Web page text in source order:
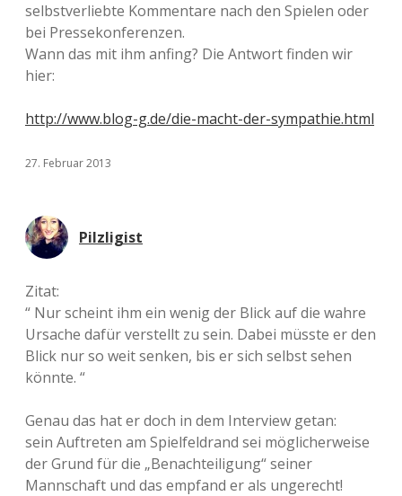
selbstverliebte Kommentare nach den Spielen oder
bei Pressekonferenzen.
Wann das mit ihm anfing? Die Antwort finden wir
hier:
http://www.blog-g.de/die-macht-der-sympathie.html
27. Februar 2013
Pilzligist
Zitat:
“ Nur scheint ihm ein wenig der Blick auf die wahre
Ursache dafür verstellt zu sein. Dabei müsste er den
Blick nur so weit senken, bis er sich selbst sehen
könnte. “
Genau das hat er doch in dem Interview getan:
sein Auftreten am Spielfeldrand sei möglicherweise
der Grund für die „Benachteiligung“ seiner
Mannschaft und das empfand er als ungerecht!